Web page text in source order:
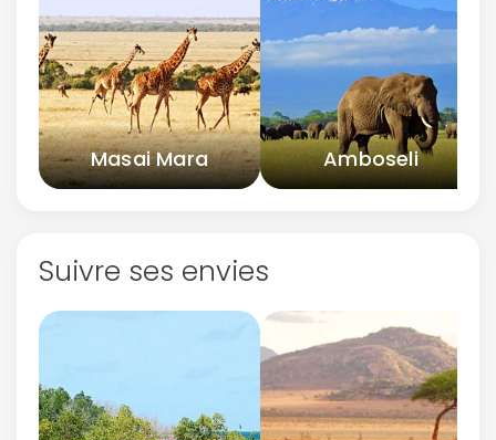
Masai Mara Amboseli
Suivre ses envies